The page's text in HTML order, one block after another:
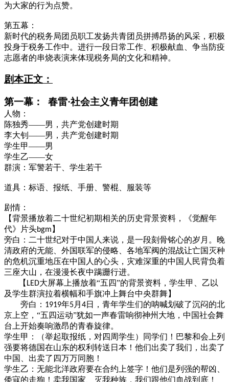
为大家的行为点赞。
第五幕：
新时代的税务局团员职工发扬共青团员拼搏昂扬的风采，积极
投身于税务工作中。进行一段日常工作、积极献血、争当防疫
志愿者的串烧表演来体现税务局的文化和精神。
剧本正文：
第一幕： 春雷·社会主义青年团创建
人物：
陈独秀——男，共产党创建时期
李大钊 ——男，共产党创建时期
学生甲——男
学生乙——女
群演：军警若干、学生若干
道具：标语、 报纸、手册、 警棍、服装等
剧情：
【背景播放着二十世纪初期相关的历史背景资料，《觉醒年
代》片头bgm 】
旁白：二十世纪对于中国人来说，是一段刻骨铭心的岁月。 晚
清政府的无能、外国联军的侵略、 各地军阀 的混战让亡国灭种
的危机沉重地压在中国人的心头 ， 灾难深重的中国人民背负着
三座大山，在漫漫长夜中蹒跚行进。
【 LED大屏幕上播放着“五四”的背景资料，学生甲、乙以
及学生群演拉着横幅和手旗冲上舞台中央群舞】
旁白： 1919年5月 4日， 青年学生们的呐喊划破了沉闷的北
京上空 ， “五四运动”犹如一声春雷响彻神州大地 ，中国社会舞
台上开始奏响激昂的青春旋律。
学生甲：（举起取报纸，对四周学生）同学们！巴黎和会上列
强要将德国在山东的权利转送日本 ！ 他们出卖了我们，出卖了
中国、出卖了四万万同胞！
学生乙：无能北洋政府要在合约上签字 ！ 他们是列强的帮凶、
倭寇的走狗！ 卖我国家、灭我种族，我们跟他们血战到底！